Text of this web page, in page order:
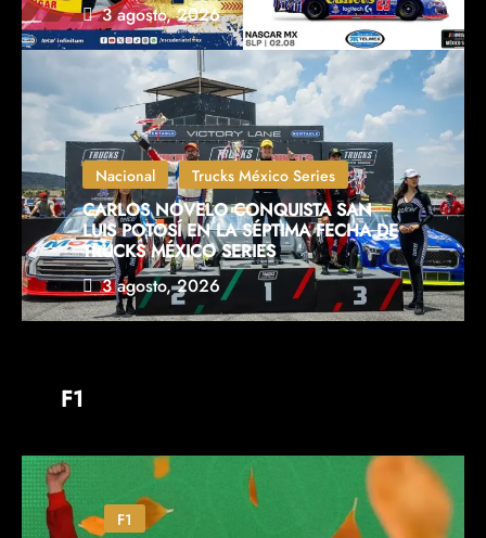
3 agosto, 2026
Nacional Trucks México Series
CARLOS NOVELO CONQUISTA SAN
LUIS POTOSÍ EN LA SÉPTIMA FECHA DE
TRUCKS MÉXICO SERIES
3 agosto, 2026
F1
F1